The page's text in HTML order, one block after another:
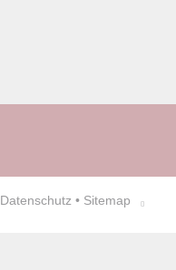
Datenschutz • Sitemap